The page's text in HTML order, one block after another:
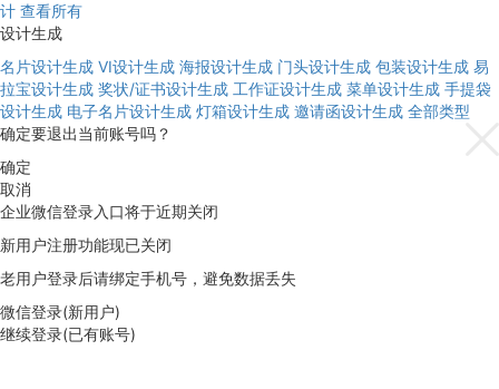
计 查看所有
设计生成
名片设计生成 VI设计生成 海报设计生成 门头设计生成 包装设计生成 易
拉宝设计生成 奖状/证书设计生成 工作证设计生成 菜单设计生成 手提袋
设计生成 电子名片设计生成 灯箱设计生成 邀请函设计生成 全部类型
确定要退出当前账号吗？
确定
取消
企业微信登录入口将于近期关闭
新用户注册功能现已关闭
老用户登录后请绑定手机号，避免数据丢失
微信登录(新用户)
继续登录(已有账号)